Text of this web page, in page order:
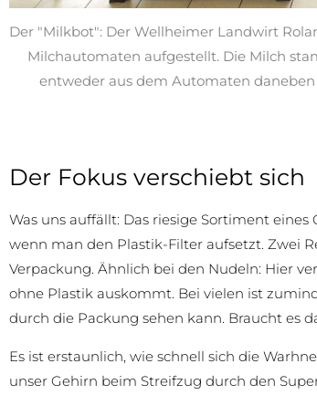
Der "Milkbot": Der Wellheimer Landwirt
Milchautomaten aufgestellt. Die Milch
entweder aus dem Automaten
Der Fokus verschiebt sich
Was uns auffällt: Das riesige Sortiment
wenn man den Plastik-Filter aufsetzt. Zwei
Verpackung. Ähnlich bei den Nudeln: Hier
ohne Plastik auskommt. Bei vielen ist
durch die Packung sehen kann. Braucht es
Es ist erstaunlich, wie schnell sich die
unser Gehirn beim Streifzug durch den